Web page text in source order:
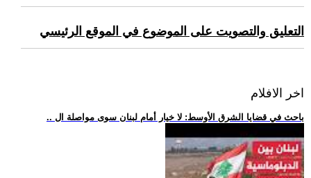
التعليق والتصويت على الموضوع في الموقع الرئيسي
اخر الافلام
.. باحث في قضايا الشرق الأوسط: لا خيار أمام لبنان سوى مواصلة ال